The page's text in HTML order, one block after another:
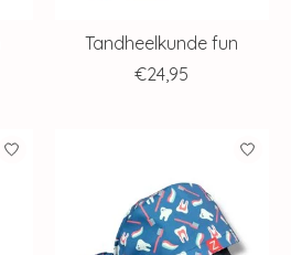
Tandheelkunde fun
€24,95